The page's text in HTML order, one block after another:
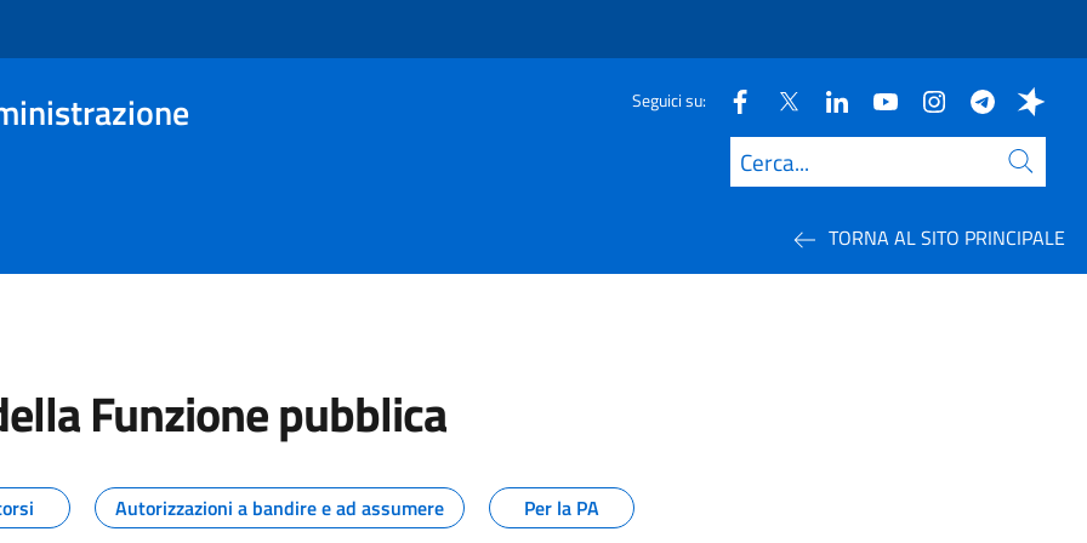
Seguici su:
Cerca
TORNA AL SITO PRINCIPALE
Funzione pubblica
dal Dipartimento della Funzione pubblica
Autorizzazioni a bandire e ad assumere Per la PA